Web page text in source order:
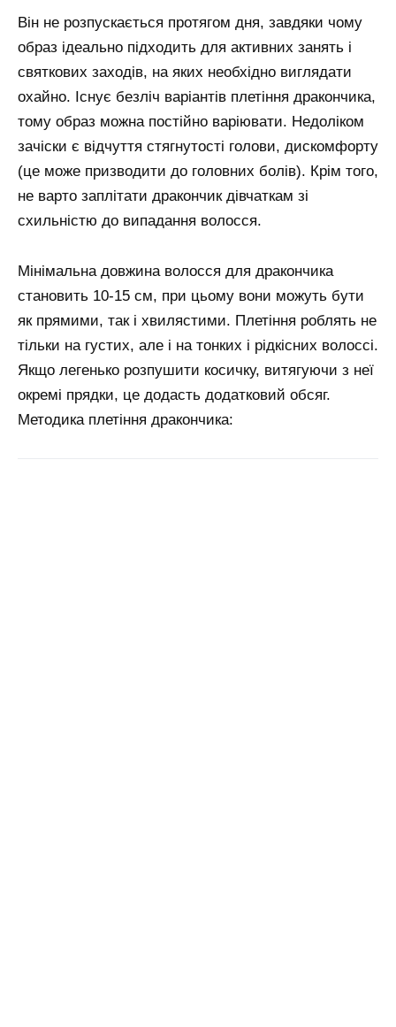
Він не розпускається протягом дня, завдяки чому
образ ідеально підходить для активних занять і
святкових заходів, на яких необхідно виглядати
охайно. Існує безліч варіантів плетіння дракончика,
тому образ можна постійно варіювати. Недоліком
зачіски є відчуття стягнутості голови, дискомфорту
(це може призводити до головних болів). Крім того,
не варто заплітати дракончик дівчаткам зі
схильністю до випадання волосся.
Мінімальна довжина волосся для дракончика
становить 10-15 см, при цьому вони можуть бути
як прямими, так і хвилястими. Плетіння роблять не
тільки на густих, але і на тонких і рідкісних волоссі.
Якщо легенько розпушити косичку, витягуючи з неї
окремі прядки, це додасть додатковий обсяг.
Методика плетіння дракончика: